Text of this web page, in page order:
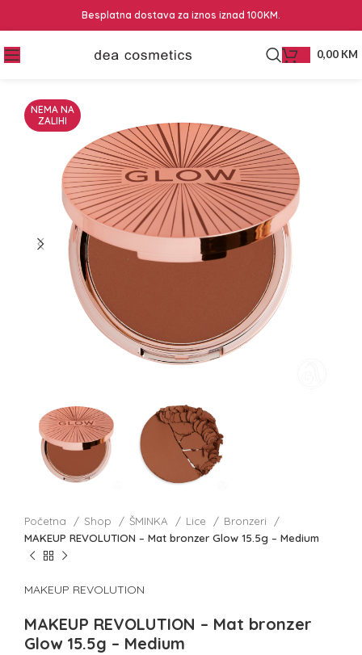
Besplatna dostava za iznos iznad 100KM.
0,00 KM
NEMA NA
ZALIHI
Početna Shop ŠMINKA Lice
Bronzeri
MAKEUP REVOLUTION – Mat bronzer Glow 15.5g – Medium
MAKEUP REVOLUTION
MAKEUP REVOLUTION – Mat bronzer
Glow 15.5g – Medium